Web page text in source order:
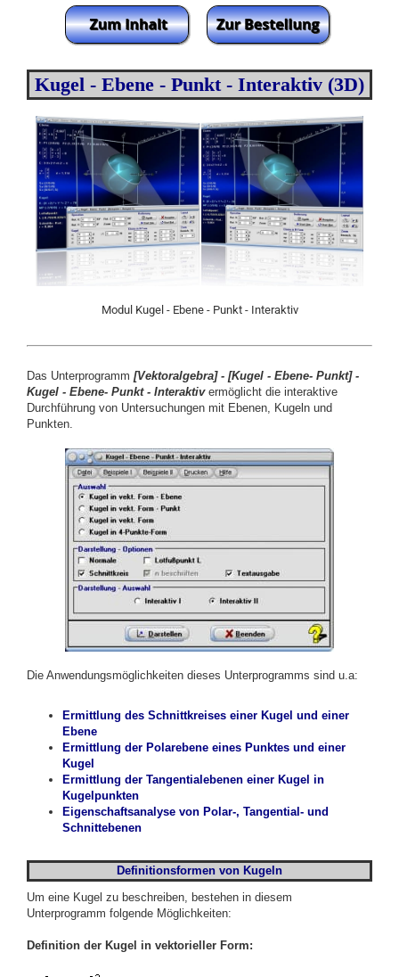
Kugel - Ebene - Punkt - Interaktiv (3D)
Modul Kugel - Ebene - Punkt - Interaktiv
Das Unterprogramm [Vektoralgebra] - [Kugel - Ebene- Punkt]-
Kugel - Ebene- Punkt- Interaktivermöglicht die interaktive
Durchführung von Untersuchungen mit Ebenen, Kugeln und
Punkten.
Die Anwendungsmöglichkeiten dieses Unterprogramms sind u.a:
Ermittlung des Schnittkreises einer Kugel und einer
Ebene
Ermittlung der Polarebene eines Punktes und einer
Kugel
Ermittlung der Tangentialebenen einer Kugel in
Kugelpunkten
Eigenschaftsanalyse von Polar-, Tangential- und
Schnittebenen
Definitionsformen von Kugeln
Um eine Kugel zu beschreiben, bestehen in diesem
Unterprogramm folgende Möglichkeiten:
Definition der Kugel in vektorieller Form: